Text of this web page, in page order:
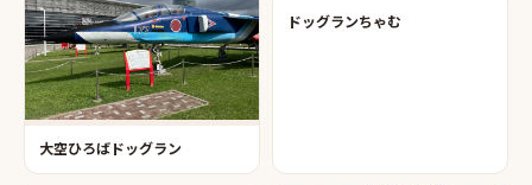
大空ひろばドッグラン
ドッグランちゃむ